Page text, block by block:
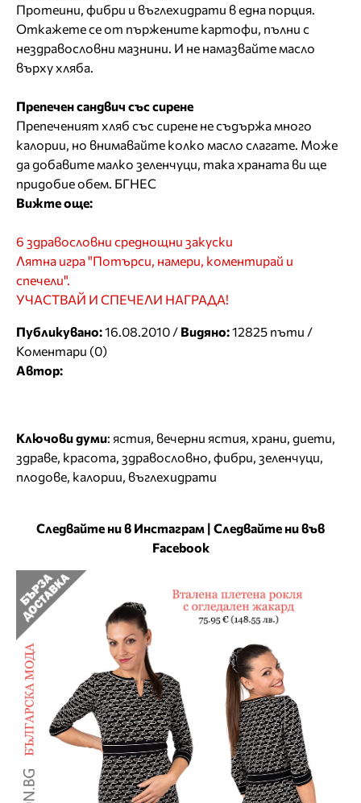
Протеини, фибри и въглехидрати в една порция.
Откажете се от пържените картофи, пълни с
нездравословни мазнини. И не намазвайте масло
върху хляба.
Препечен сандвич със сирене
Препеченият хляб със сирене не съдържа много
калории, но внимавайте колко масло слагате. Може
да добавите малко зеленчуци, така храната ви ще
придобие обем. БГНЕС
Вижте още:
6 здравословни среднощни закуски
Лятна игра "Потърси, намери, коментирай и
спечели".
УЧАСТВАЙ И СПЕЧЕЛИ НАГРАДА!
Публикувано:16.08.2010 / Видяно:12825 пъти /
Коментари (0)
Автор:
Ключови думи: ястия вечерни ястия храни диети
здраве красота здравословно фибри зеленчуци
плодове калории въглехидрати
Следвайте ни в Инстаграм | Следвайте ни във
Facebook